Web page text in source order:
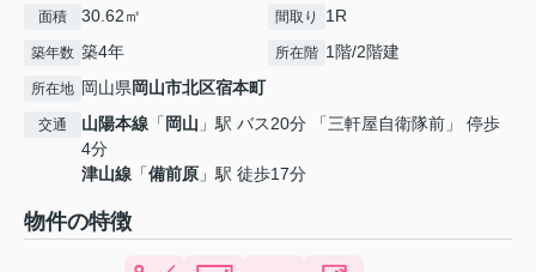
面積 30.62㎡ 間取り 1R
築年数 築4年 所在階 1階/2階建
所在地 岡山県岡山市北区宿本町
交通 山陽本線 「 岡山 」駅 バス20分 「三軒屋自衛隊前」 停歩
4分
津山線 「備前原 」駅 徒歩17分
物件の特徴